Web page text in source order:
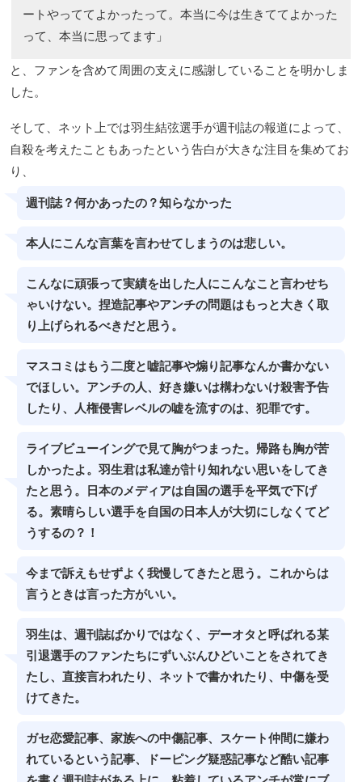
ートやっててよかったって。本当に今は生きててよかった
って、本当に思ってます」
と、ファンを含めて周囲の支えに感謝していることを明かしま
した。
そして、ネット上では羽生結弦選手が週刊誌の報道によって、
自殺を考えたこともあったという告白が大きな注目を集めてお
り、
週刊誌？何かあったの？知らなかった
本人にこんな言葉を言わせてしまうのは悲しい。
こんなに頑張って実績を出した人にこんなこと言わせち
ゃいけない。捏造記事やアンチの問題はもっと大きく取
り上げられるべきだと思う。
マスコミはもう二度と嘘記事や煽り記事なんか書かない
でほしい。アンチの人、好き嫌いは構わないけ殺害予告
したり、人権侵害レベルの嘘を流すのは、犯罪です。
ライブビューイングで見て胸がつまった。帰路も胸が苦
しかったよ。羽生君は私達が計り知れない思いをしてき
たと思う。日本のメディアは自国の選手を平気で下げ
る。素晴らしい選手を自国の日本人が大切にしなくてど
うするの？！
今まで訴えもせずよく我慢してきたと思う。これからは
言うときは言った方がいい。
羽生は、週刊誌ばかりではなく、デーオタと呼ばれる某
引退選手のファンたちにずいぶんひどいことをされてき
たし、直接言われたり、ネットで書かれたり、中傷を受
けてきた。
ガセ恋愛記事、家族への中傷記事、スケート仲間に嫌わ
れているという記事、ドーピング疑惑記事など酷い記事